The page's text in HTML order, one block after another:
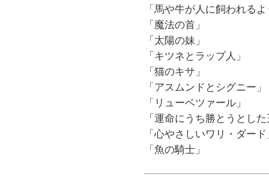
「馬や牛が人に飼われる
「魔法の首」
「太陽の妹」
「キツネとラップ人」
「猫のキサ」
「アスムンドとシグニー」
「リューベツァール」
「運命にうち勝とうとし
「心やさしいワリ・ダード
「魚の騎士」